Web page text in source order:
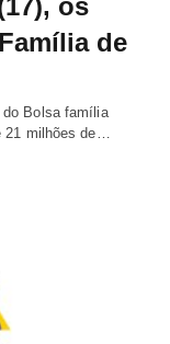
os
de
Bolsa família
21 milhões de…